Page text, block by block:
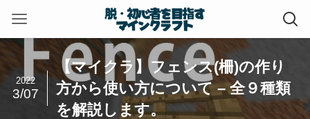
【マイクラ】フェンス(柵)の作り
方から使い方について – 全９種類
を解説します。
2022
3/07